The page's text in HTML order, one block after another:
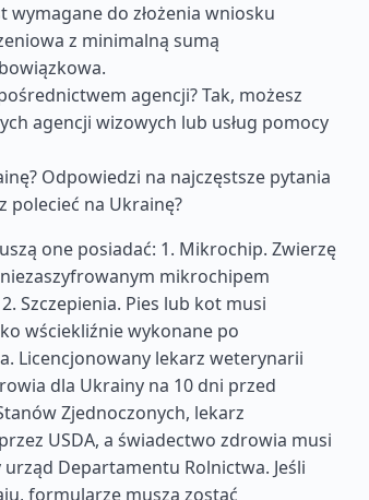
wymagane do złożenia wniosku
z minimalną sumą
agencji? Tak, możesz
agencji wizowych lub usług pomocy
Odpowiedzi na najczęstsze pytania
polecieć na Ukrainę?
one posiadać: 1. Mikrochip. Zwierzę
mikrochipem
Szczepienia. Pies lub kot musi
wściekliźnie wykonane po
Licencjonowany lekarz weterynarii
dla Ukrainy na 10 dni przed
Zjednoczonych, lekarz
USDA, a świadectwo zdrowia musi
Departamentu Rolnictwa. Jeśli
formularze muszą zostać